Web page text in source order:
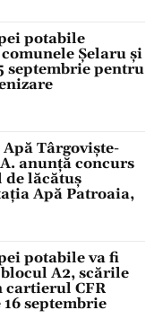
potabile
Șelaru și
septembrie pentru
Târgoviște-
anunță concurs
de lăcătuș
Apă Patroaia,
potabile va fi
A2, scările
cartierul CFR
septembrie